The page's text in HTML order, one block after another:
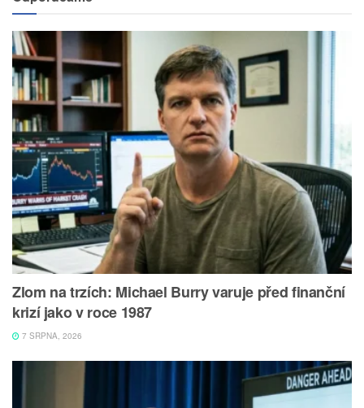
Zlom na trzích: Michael Burry varuje před finanční
krizí jako v roce 1987
7 SRPNA, 2026